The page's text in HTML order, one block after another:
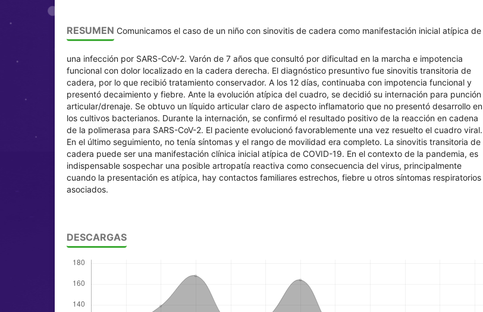
RESUMEN Comunicamos el caso de un niño con sinovitis de cadera como manifestación inicial atípica de
una infección por SARS-CoV-2. Varón de 7 años que consultó por dificultad en la marcha e impotencia
funcional con dolor localizado en la cadera derecha. El diagnóstico presuntivo fue sinovitis transitoria de
cadera, por lo que recibió tratamiento conservador. A los 12 días, continuaba con impotencia funcional y
presentó decaimiento y fiebre. Ante la evolución atípica del cuadro, se decidió su internación para punción
articular/drenaje. Se obtuvo un líquido articular claro de aspecto inflamatorio que no presentó desarrollo en
los cultivos bacterianos. Durante la internación, se confirmó el resultado positivo de la reacción en cadena
de la polimerasa para SARS-CoV-2. El paciente evolucionó favorablemente una vez resuelto el cuadro viral.
En el último seguimiento, no tenía síntomas y el rango de movilidad era completo. La sinovitis transitoria de
cadera puede ser una manifestación clínica inicial atípica de COVID-19. En el contexto de la pandemia, es
indispensable sospechar una posible artropatía reactiva como consecuencia del virus, principalmente
cuando la presentación es atípica, hay contactos familiares estrechos, fiebre u otros síntomas respiratorios
asociados.
DESCARGAS